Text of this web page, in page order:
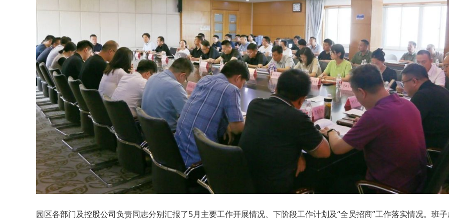
园区各部门及控股公司负责同志分别汇报了5月主要工作开展情况、下阶段工作计划及“全员招商”工作落实情况。班